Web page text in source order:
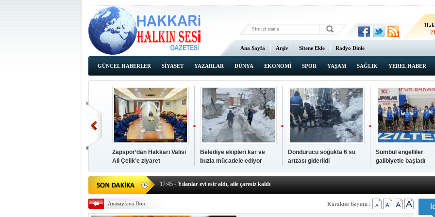
Ana Sayfa Arşiv Sitene Ekle Radyo Dinle
GÜNCEL HABERLER SİYASET YAZARLAR DÜNYA EKONOMİ SPOR YAŞAM SAĞLIK YEREL HABER
Zapspor’dan Hakkari Valisi
Ali Çelik’e ziyaret
Belediye ekipleri kar ve
buzla mücadele ediyor
Dondurucu soğukta 6 su
arızası giderildi
Sümbül engelliler
galibiyetle başladı
14:38- Başkan Kaya, Oda ve sendika temsilcilerini ağırladı
17:45 - Yılanlar evi esir aldı, aile çaresiz kaldı
17:43- Hakkari Cumhuriyet Başsavcısı Ufuk Turan görevine başladı
17:37- Başkan Büyüksu: Gençlerimiz için geleceğe yatırım yapıyoruz
Anasayfaya Dön Karakter boyutu :